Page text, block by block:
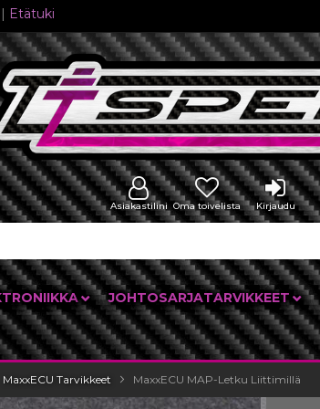
| Etätuki
Asiakastilini Oma toivelista Kirjaudu
JOHTOSARJATARVIKKEET
MaxxECU Tarvikkeet MaxxECU MAP-Letku Liittimillä